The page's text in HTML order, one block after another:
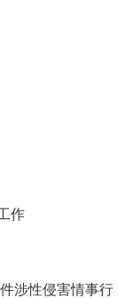
作
涉性侵害情事行